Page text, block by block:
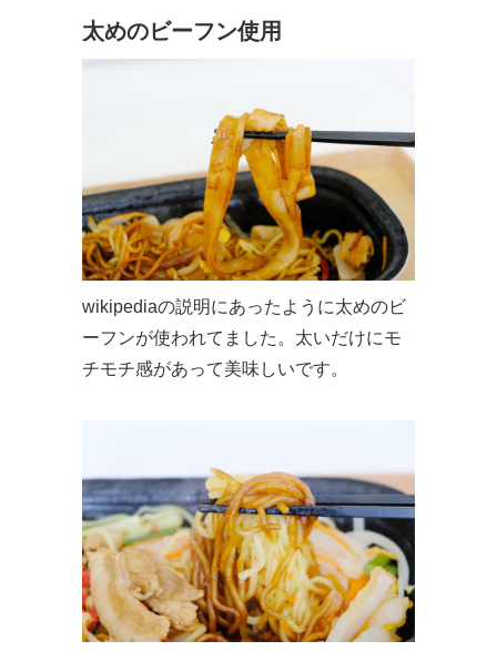
太めのビーフン使用
wikipediaの説明にあったように太めのビ
ーフンが使われてました。太いだけにモ
チモチ感があって美味しいです。